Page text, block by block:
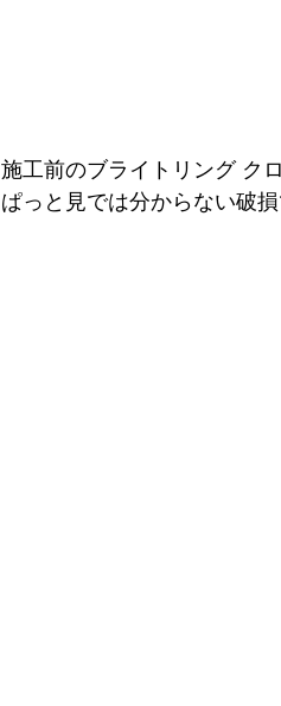
施工前のブライトリング ク
ぱっと見では分からない破